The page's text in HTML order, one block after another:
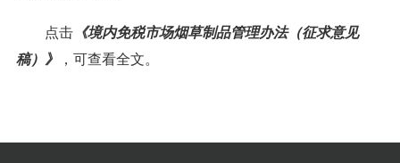
点击《境内免税市场烟草制品管理办法（征求意见
稿）》
，可查看全文。